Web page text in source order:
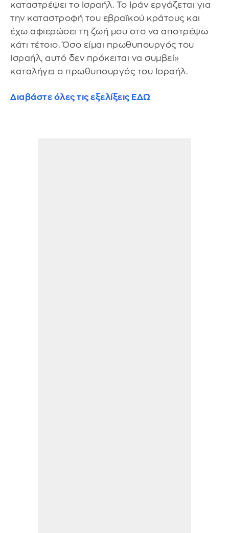
καταστρέψει το Ισραήλ. Το Ιράν εργάζεται για
την καταστροφή του εβραϊκού κράτους και
έχω αφιερώσει τη ζωή μου στο να αποτρέψω
κάτι τέτοιο. Όσο είμαι πρωθυπουργός του
Ισραήλ, αυτό δεν πρόκειται να συμβεί»
καταλήγει ο πρωθυπουργός του Ισραήλ.
Διαβάστε όλες τις εξελίξεις ΕΔΩ